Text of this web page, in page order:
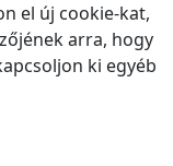
el új cookie-kat,
arra, hogy
ki egyéb